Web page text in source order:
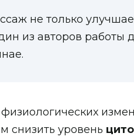
не только
из авторов работы
снизить уровень